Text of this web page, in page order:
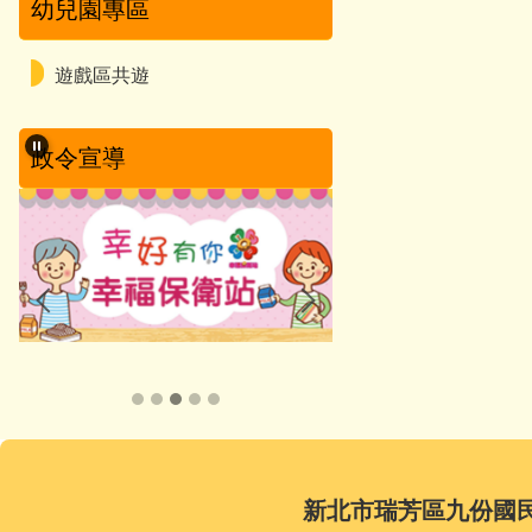
幼兒園專區
遊戲區共遊
政令宣導
新北市瑞芳區九份國